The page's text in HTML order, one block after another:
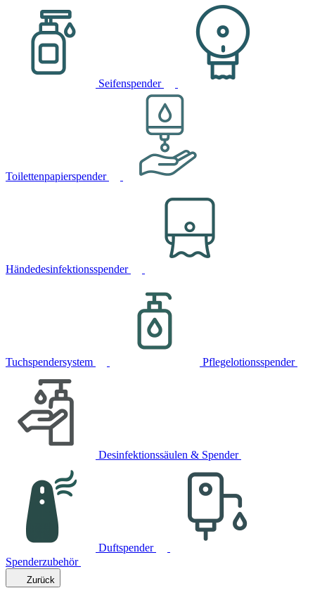
Seifenspender
Toilettenpapierspender
Händedesinfektionsspender
Tuchspendersystem Pflegelotionsspender
Desinfektionssäulen & Spender
Duftspender
Spenderzubehör
Zurück